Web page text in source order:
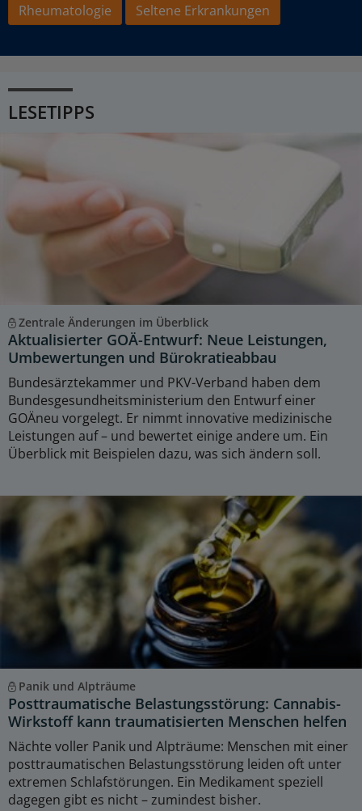
Rheumatologie
Seltene Erkrankungen
LESETIPPS
Zentrale Änderungen im Überblick
Aktualisierter GOÄ-Entwurf: Neue Leistungen,
Umbewertungen und Bürokratieabbau
Bundesärztekammer und PKV-Verband haben dem
Bundesgesundheitsministerium den Entwurf einer
GOÄneu vorgelegt. Er nimmt innovative medizinische
Leistungen auf – und bewertet einige andere um. Ein
Überblick mit Beispielen dazu, was sich ändern soll.
Panik und Alpträume
Posttraumatische Belastungsstörung: Cannabis-
Wirkstoff kann traumatisierten Menschen helfen
Nächte voller Panik und Alpträume: Menschen mit einer
posttraumatischen Belastungsstörung leiden oft unter
extremen Schlafstörungen. Ein Medikament speziell
dagegen gibt es nicht – zumindest bisher.